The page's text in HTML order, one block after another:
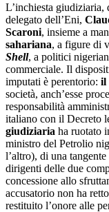
L’inchiesta giudiziaria,
delegato dell’Eni,
Scaroni, insieme a
sahariana, a figure di
Shell, a politici
commerciale. Il
imputati è perentorio: il
società, anch’esse
responsabilità
italiano con il Decreto
giudiziaria ha ruotato
ministro del Petrolio
l’altro), di una
dirigenti delle due
concessione allo
accusatorio non ha
restituito l’onore alle